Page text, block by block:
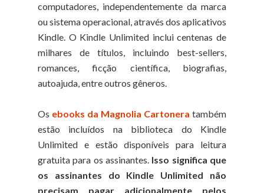
computadores, independentemente da marca
ou sistema operacional, através dos aplicativos
Kindle. O Kindle Unlimited inclui centenas de
milhares de títulos, incluindo best-sellers,
romances, ficção científica, biografias,
autoajuda, entre outros gêneros.
Os ebooks da Magnolia Cartonera também
estão incluídos na biblioteca do Kindle
Unlimited e estão disponíveis para leitura
gratuita para os assinantes. Isso significa que
os assinantes do Kindle Unlimited não
precisam pagar adicionalmente pelos